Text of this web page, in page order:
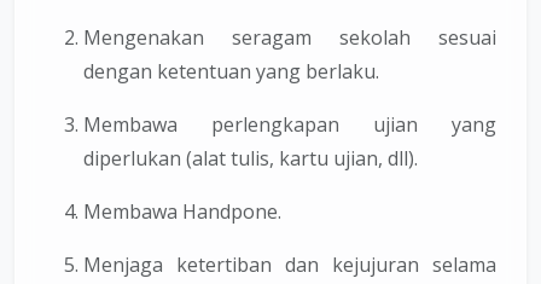
Mengenakan seragam sekolah sesuai
dengan ketentuan yang berlaku.
Membawa perlengkapan ujian yang
diperlukan (alat tulis, kartu ujian, dll).
Membawa Handpone.
Menjaga ketertiban dan kejujuran selama